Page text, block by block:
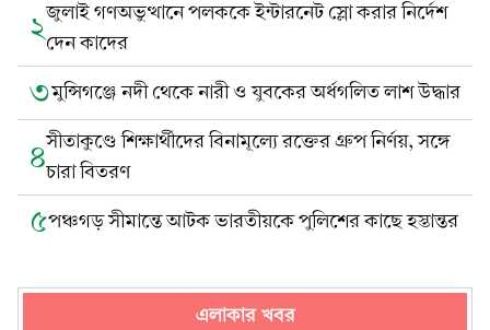
২জুলাই গণঅভুত্থানে পলককে ইন্টারনেট স্লো করার নির্দেশ
দেন কাদের
৩মুন্সিগঞ্জে নদী থেকে নারী ও যুবকের অর্ধগলিত লাশ উদ্ধার
৪সীতাকুণ্ডে শিক্ষার্থীদের বিনামূল্যে রক্তের গ্রুপ নির্ণয়, সঙ্গে
চারা বিতরণ
৫পঞ্চগড় সীমান্তে আটক ভারতীয়কে পুলিশের কাছে হস্তান্তর
এলাকার খবর